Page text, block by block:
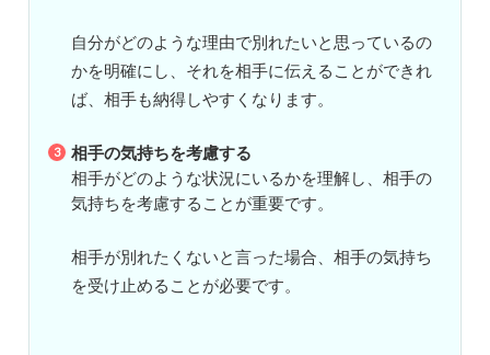
自分がどのような理由で別れたいと思っているの
かを明確にし、それを相手に伝えることができれ
ば、相手も納得しやすくなります。
相手の気持ちを考慮する
相手がどのような状況にいるかを理解し、相手の
気持ちを考慮することが重要です。
相手が別れたくないと言った場合、相手の気持ち
を受け止めることが必要です。